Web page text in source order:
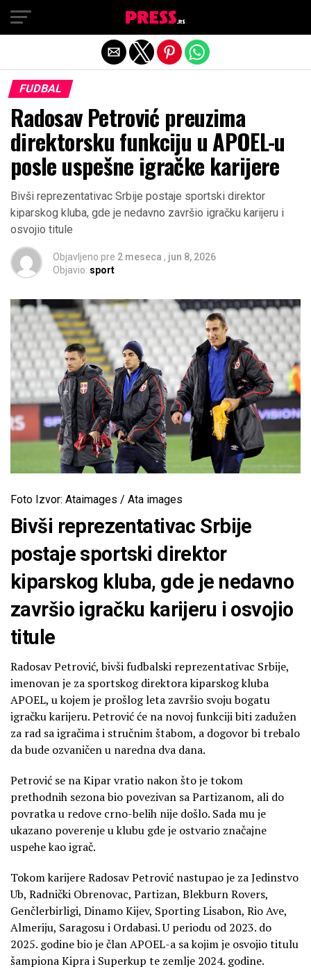
FUDBAL
Radosav Petrović preuzima
direktorsku funkciju u APOEL-u
posle uspešne igračke karijere
Bivši reprezentativac Srbije postaje sportski direktor
kiparskog kluba, gde je nedavno završio igračku karijeru i
osvojio titule
Objavljeno pre 2 meseca , jun 8, 2026
Objavio: sport
Foto Izvor: Ataimages / Ata images
Bivši reprezentativac Srbije
postaje sportski direktor
kiparskog kluba, gde je nedavno
završio igračku karijeru i osvojio
titule
Radosav Petrović, bivši fudbalski reprezentativac Srbije,
imenovan je za sportskog direktora kiparskog kluba
APOEL, u kojem je prošlog leta završio svoju bogatu
igračku karijeru. Petrović će na novoj funkciji biti zadužen
za rad sa igračima i stručnim štabom, a dogovor bi trebalo
da bude ozvaničen u naredna dva dana.
Petrović se na Kipar vratio nakon što je tokom
prethodnih sezona bio povezivan sa Partizanom, ali do
povratka u redove crno-belih nije došlo. Sada mu je
ukazano poverenje u klubu gde je ostvario značajne
uspehe kao igrač.
Tokom karijere Radosav Petrović nastupao je za Jedinstvo
Ub, Radnički Obrenovac, Partizan, Blekburn Rovers,
Genčlerbirligi, Dinamo Kijev, Sporting Lisabon, Rio Ave,
Almeriju, Saragosu i Ordabasi. U periodu od 2023. do
2025. godine bio je član APOEL-a sa kojim je osvojio titulu
šampiona Kipra i Superkup te zemlje 2024. godine.
Exit mobile version